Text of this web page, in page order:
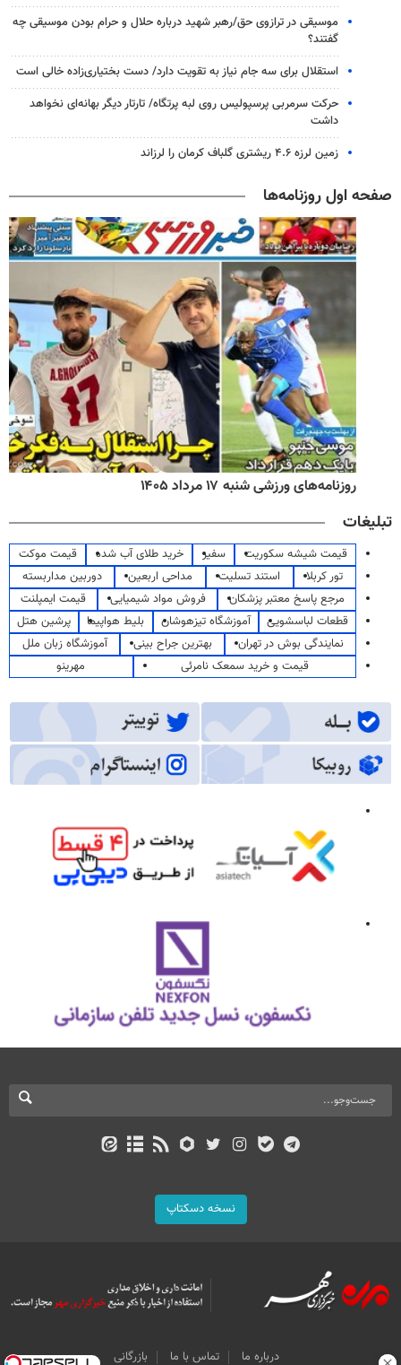
موسیقی در ترازوی حق/رهبر شهید درباره حلال و حرام بودن موسیقی چه
گفتند؟
استقلال برای سه جام نیاز به تقویت دارد/ دست بختیاری‌زاده خالی است
حرکت سرمربی پرسپولیس روی لبه پرتگاه/ تارتار دیگر بهانه‌ای نخواهد
داشت
زمین لرزه ۴.۶ ریشتری گلباف کرمان را لرزاند
صفحه اول روزنامه‌ها
روزنامه‌های ورزشی شنبه ۱۷ مرداد ۱۴۰۵
تبلیغات
قیمت شیشه سکوریت سفیر خرید طلای آب شده
قیمت موکت
تور کربلا
استند تسلیت مداحی اربعین
دوربین مداربسته
مرجع پاسخ معتبر پزشکان
فروش مواد شیمیایی
قیمت ایمپلنت
قطعات لباسشویی
آموزشگاه تیزهوشان بلیط هواپیما
پرشین هتل
نمایندگی بوش در تهران
بهترین جراح بینی
آموزشگاه زبان ملل
قیمت و خرید سمعک نامرئی
مهرینو
نسخه دسکتاپ
درباره ما تماس با ما بازرگانی